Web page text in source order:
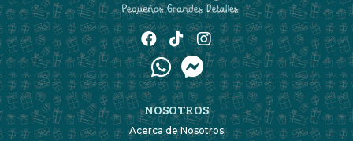
NOSOTROS
Acerca de Nosotros